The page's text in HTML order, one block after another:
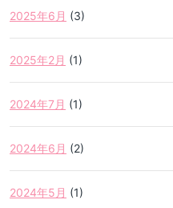
2025年6月 (3)
2025年2月 (1)
2024年7月 (1)
2024年6月 (2)
2024年5月 (1)